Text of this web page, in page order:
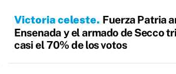
Victoria celeste Fuerza Patria
Ensenada y el armado de Secco
casi el 70% de los votos